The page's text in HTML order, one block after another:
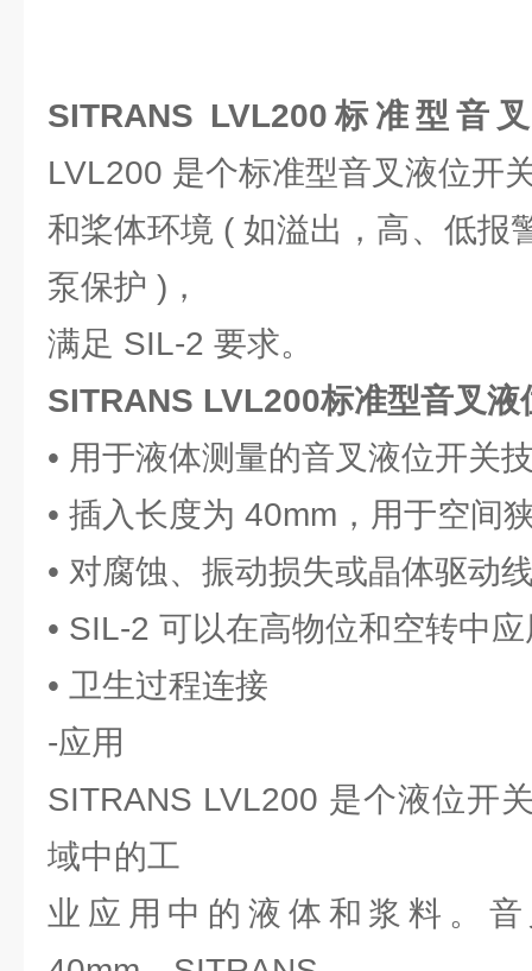
SITRANS LVL200标准型音
LVL200 是个标准型音叉液位开
和桨体环境 ( 如溢出，高、低报
泵保护 )，
满足 SIL-2 要求。
SITRANS LVL200标准型音叉液
• 用于液体测量的音叉液位开关
• 插入长度为 40mm，用于空间
• 对腐蚀、振动损失或晶体驱动
• SIL-2 可以在高物位和空转中
• 卫生过程连接
-应用
SITRANS LVL200 是个液位开
域中的工
业应用中的液体和浆料。